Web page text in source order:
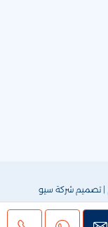
| تصميم شركة سيو